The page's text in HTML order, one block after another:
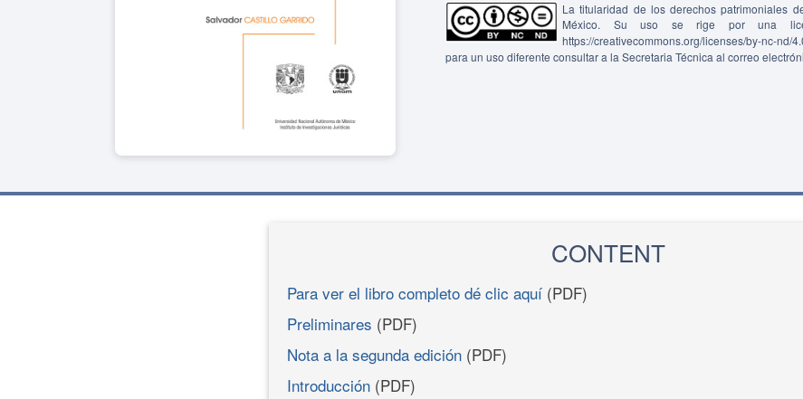
La titularidad de los derechos patrimoniales
México. Su uso se rige por una
https://creativecommons.org/licenses/by-nc-
para un uso diferente consultar a la Secretaria Técnica al correo
CONTENT
Para ver el libro completo dé clic aquí (PDF)
Preliminares (PDF)
Nota a la segunda edición (PDF)
Introducción (PDF)